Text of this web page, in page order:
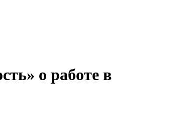
о работе в